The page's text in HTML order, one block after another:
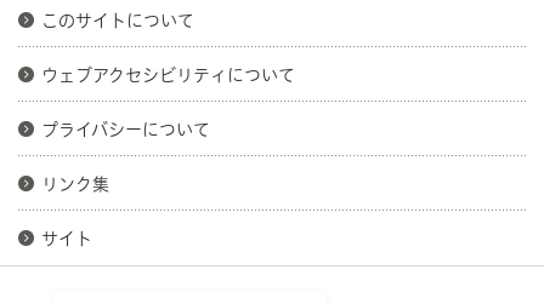
このサイトについて
ウェブアクセシビリティについて
プライバシーについて
リンク集
サイト